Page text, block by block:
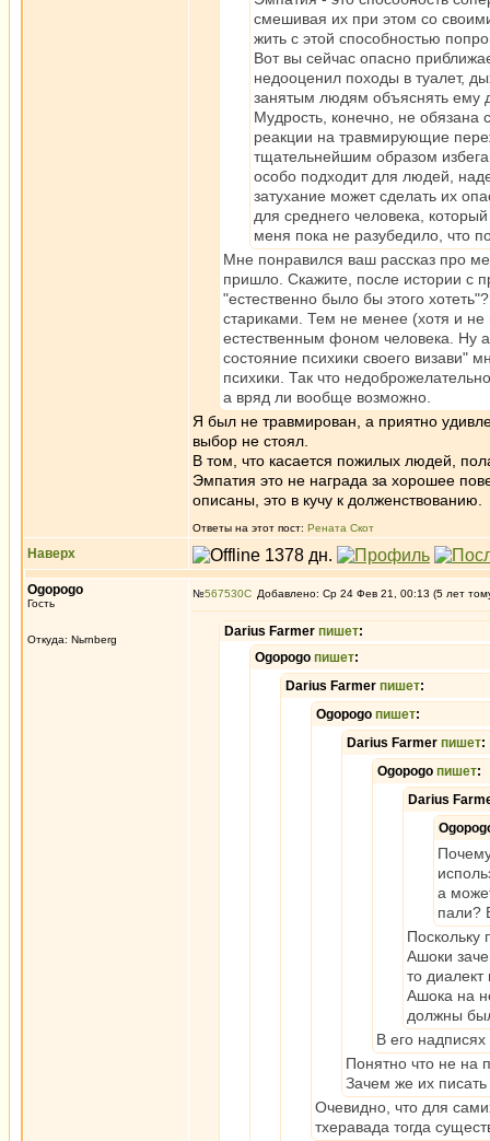
смешивая их при этом со
жить с этой способностью
Вот вы сейчас опасно
недооценил походы в туалет,
занятым людям объяснять ему
Мудрость, конечно, не обязана
реакции на травмирующие
тщательнейшим образом
особо подходит для людей,
затухание может сделать их
для среднего человека,
меня пока не разубедило, что
Мне понравился ваш рассказ про
пришло. Скажите, после истории с
"естественно было бы этого
стариками. Тем не менее (хотя и не
естественным фоном человека. Ну
состояние психики своего визави"
психики. Так что
а вряд ли вообще возможно.
Я был не травмирован, а приятно
выбор не стоял.
В том, что касается пожилых людей,
Эмпатия это не награда за хорошее
описаны, это в кучу к долженствованию.
Ответы на этот пост: Рената Скот
Наверх
Ogopogo
Гость
Откуда: Nьrnberg
№567530 Добавлено: Ср 24 Фев 21, 00:13 (5 лет
Darius Farmer пишет:
Ogopogo пишет:
Darius Farmer пишет:
Ogopogo пишет:
Darius Farmer пишет:
Ogopogo пишет:
Darius
а
пали?
Поскольку
Ашоки
то
Ашока на
должны
В его
Понятно что не на
Зачем же их
Очевидно, что для
тхеравада тогда